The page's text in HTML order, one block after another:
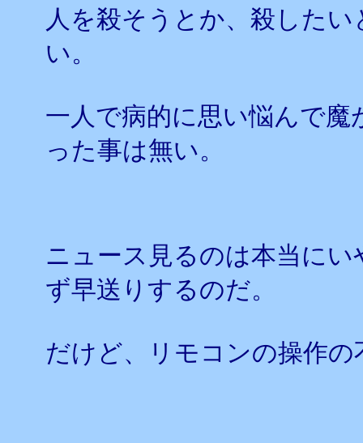
人を殺そうとか、殺した
い。
一人で病的に思い悩んで
った事は無い。
ニュース見るのは本当に
ず早送りするのだ。
だけど、リモコンの操作